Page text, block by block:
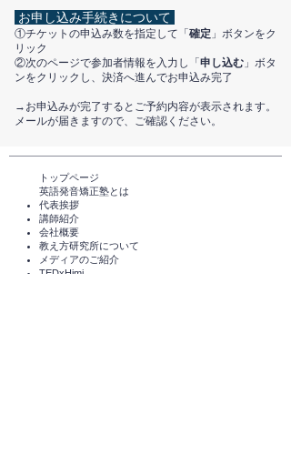
お申し込み手続きについて
①チケットの申込み数を指定して「 確定 」ボタンをク
リック
②次のページで参加者情報を入力し「 申し込む 」ボタ
ンをクリックし、決済へ進んでお申込み完了
​→お申込みが完了するとご予約内容が表示されます。
メールが届きますので、ご確認ください。
トップページ​
英語発音矯正塾とは
代表挨拶
講師紹介
​会社概要
​教え方研究所について
メディアのご紹介
TEDxHimi